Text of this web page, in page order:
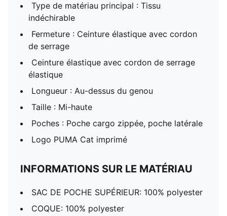
Type de matériau principal : Tissu
indéchirable
Fermeture : Ceinture élastique avec cordon
de serrage
Ceinture élastique avec cordon de serrage
élastique
Longueur : Au-dessus du genou
Taille : Mi-haute
Poches : Poche cargo zippée, poche latérale
Logo PUMA Cat imprimé
INFORMATIONS SUR LE MATÉRIAU
SAC DE POCHE SUPÉRIEUR: 100% polyester
COQUE: 100% polyester